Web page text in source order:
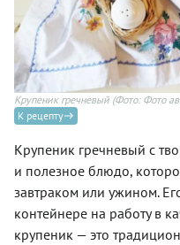
Крупеник гречневый (Фото: Фото
К рецепту
Крупеник гречневый с
и полезное блюдо,
завтраком или ужином.
контейнере на работу в
крупеник — это